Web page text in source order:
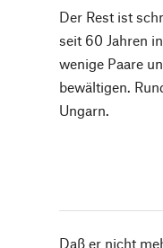
Der Rest ist
seit 60 Jahren
wenige Paare
bewältigen.
Ungarn.
Daß er nicht